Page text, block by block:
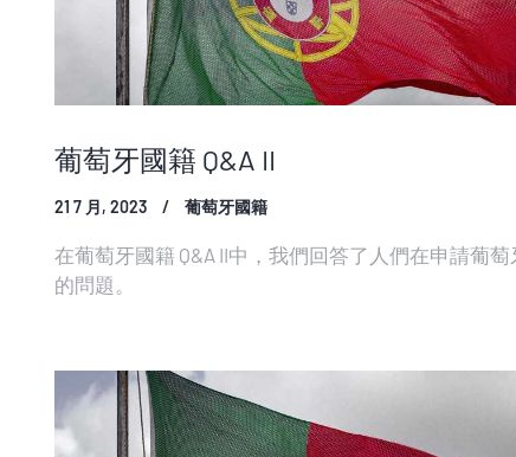
葡萄牙國籍 Q&A II
21 7 月, 2023 葡萄牙國籍
在葡萄牙國籍 Q&A II中，我們回答了人們在申請葡
的問題。